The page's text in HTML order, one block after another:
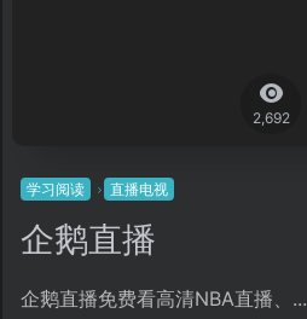
2,692
学习阅读 直播电视
企鹅直播
企鹅直播免费看高清NBA直播、...